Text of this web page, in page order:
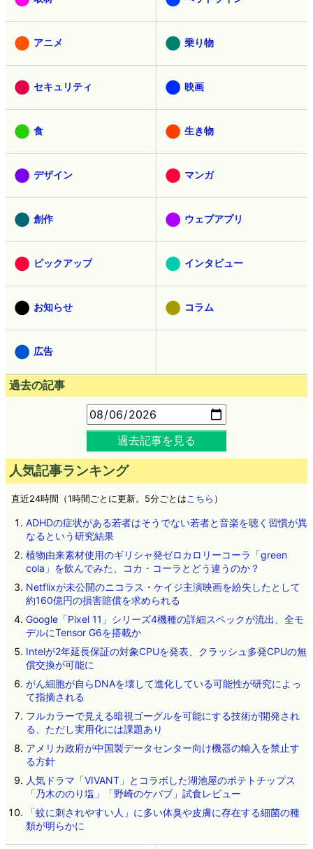
アニメ 乗り物
セキュリティ 映画
食 生き物
デザイン マンガ
創作 ウェブアプリ
ピックアップ インタビュー
お知らせ コラム
広告
過去の記事
過去記事を見る
人気記事ランキング
直近24時間（1時間ごとに更新。5分ごとはこちら ）
ADHDの症状がある若者はそうでない若者と音楽を聴く習慣が異
なるという研究結果
植物由来素材使用のギリシャ発ゼロカロリーコーラ「green
cola」を飲んでみた、コカ・コーラとどう違うのか？
Netflixが未公開のニコラス・ケイジ主演映画を紛失したとして
約160億円の損害賠償を求められる
Google「Pixel 11」シリーズ4機種の詳細スペックが流出、全モ
デルにTensor G6を搭載か
Intelが2年延長保証の対象CPUを発表、クラッシュ多発CPUの無
償交換が可能に
がん細胞が自らDNAを壊して進化している可能性が研究によっ
て指摘される
フルカラーで見える暗視ゴーグルを可能にする技術が開発され
る、ただし実用化には課題あり
アメリカ政府が中国製データセンター向け機器の輸入を禁止す
る方針
人気ドラマ「VIVANT」とコラボした湖池屋のポテトチップス
「乃木ののり塩」「野崎のケバブ」試食レビュー
「蚊に刺されやすい人」に多い体臭や皮膚に存在する細菌の種
類が明らかに